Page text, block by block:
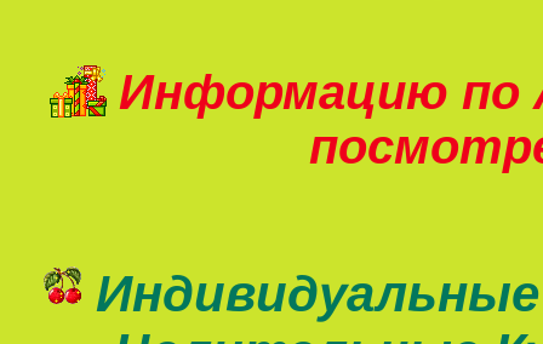
Информацию по